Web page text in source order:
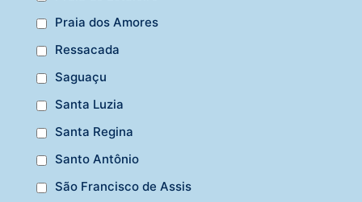
Praia dos Amores
Ressacada
Saguaçu
Santa Luzia
Santa Regina
Santo Antônio
São Francisco de Assis